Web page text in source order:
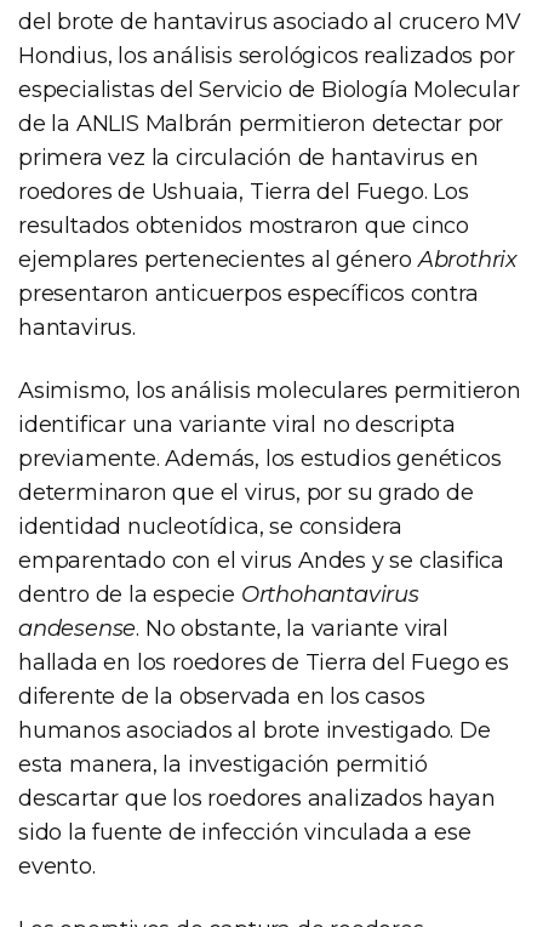
del brote de hantavirus asociado al crucero MV
Hondius, los análisis serológicos realizados por
especialistas del Servicio de Biología Molecular
de la ANLIS Malbrán permitieron detectar por
primera vez la circulación de hantavirus en
roedores de Ushuaia, Tierra del Fuego. Los
resultados obtenidos mostraron que cinco
ejemplares pertenecientes al géneroAbrothrix
presentaron anticuerpos específicos contra
hantavirus.
Asimismo, los análisis moleculares permitieron
identificar una variante viral no descripta
previamente. Además, los estudios genéticos
determinaron que el virus, por su grado de
identidad nucleotídica, se considera
emparentado con el virus Andes y se clasifica
dentro de la especie Orthohantavirus
andesense. No obstante, la variante viral
hallada en los roedores de Tierra del Fuego es
diferente de la observada en los casos
humanos asociados al brote investigado. De
esta manera, la investigación permitió
descartar que los roedores analizados hayan
sido la fuente de infección vinculada a ese
evento.